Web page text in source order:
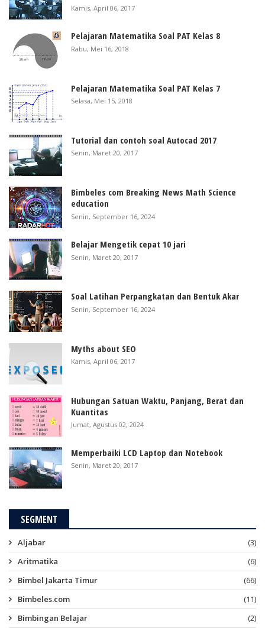
Kamis, April 06, 2017
Pelajaran Matematika Soal PAT Kelas 8
Rabu, Mei 16, 2018
Pelajaran Matematika Soal PAT Kelas 7
Selasa, Mei 15, 2018
Tutorial dan contoh soal Autocad 2017
Senin, Maret 20, 2017
Bimbeles com Breaking News Math Science
education
Senin, September 16, 2024
Belajar Mengetik cepat 10 jari
Senin, Maret 20, 2017
Soal Latihan Perpangkatan dan Bentuk Akar
Senin, September 16, 2024
Myths about SEO
Kamis, April 06, 2017
Hubungan Satuan Waktu, Panjang, Berat dan
Kuantitas
Jumat, Agustus 02, 2024
Memperbaiki LCD Laptop dan Notebook
Senin, Maret 20, 2017
SEGMENT
Aljabar
(3)
Aritmatika
(6)
Bimbel Jakarta Timur
(66)
Bimbeles.com
(11)
Bimbingan Belajar
(2)